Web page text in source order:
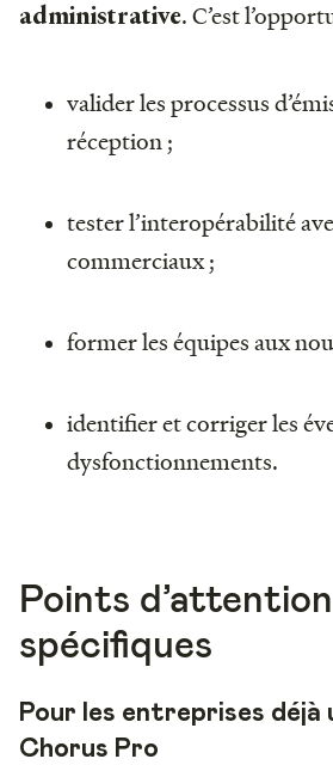
administrative. C’est
valider les processus
réception ;
tester l’interopérabilité
commerciaux ;
former les équipes aux
identifier et corriger les
dysfonctionnements.
Points d’attention
spécifiques
Pour les entreprises
Chorus Pro